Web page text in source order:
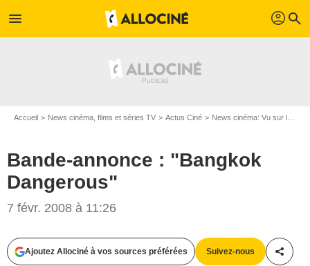
menu profil search
Accueil News cinéma, films et séries TV Actus Ciné News cinéma: Vu sur le web
Bande-annonce : "Bangkok
Dangerous"
7 févr. 2008 à 11:26
Ajoutez Allociné à vos sources préférées Suivez-nous